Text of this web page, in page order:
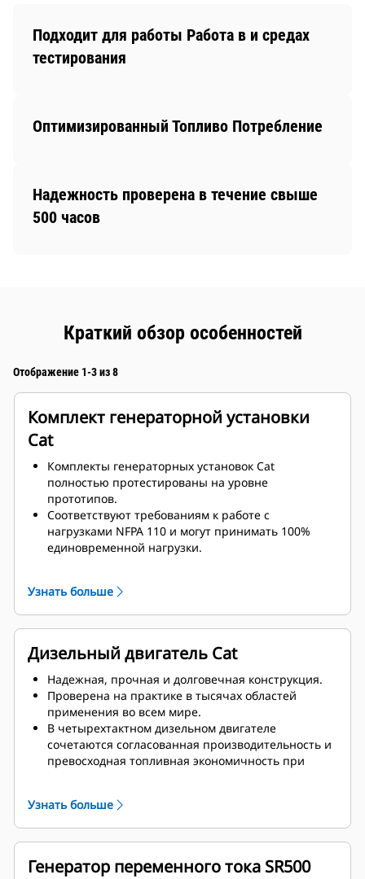
Подходит для работы Работа в и средах
тестирования
Оптимизированный Топливо Потребление
Надежность проверена в течение свыше
500 часов
Краткий обзор особенностей
Отображение 1-3 из 8
Комплект генераторной установки
Cat
Комплекты генераторных установок Cat
полностью протестированы на уровне
прототипов.
Соответствуют требованиям к работе с
нагрузками NFPA 110 и могут принимать 100%
единовременной нагрузки.
характеристикам.
Узнать больше
Дизельный двигатель Cat
Надежная, прочная и долговечная конструкция.
Проверена на практике в тысячах областей
применения во всем мире.
В четырехтактном дизельном двигателе
сочетаются согласованная производительность и
превосходная топливная экономичность при
Узнать больше
Генератор переменного тока SR500